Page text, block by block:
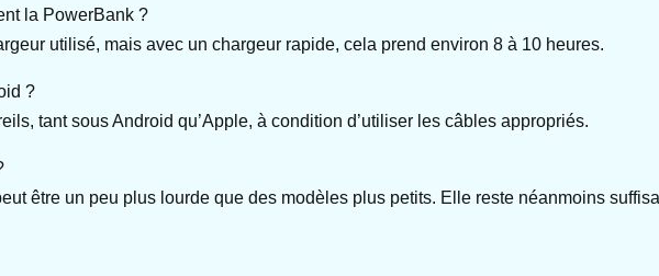
la PowerBank ?
utilisé, mais avec un chargeur rapide, cela prend environ 8 à 10 heures.
?
tant sous Android qu’Apple, à condition d’utiliser les câbles appropriés.
être un peu plus lourde que des modèles plus petits. Elle reste néanmoins